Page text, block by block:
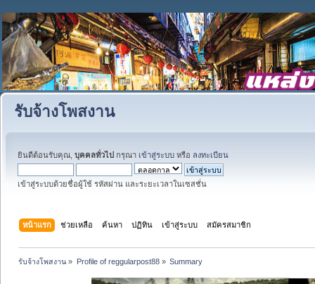
รับจ้างโพสงาน
ยินดีต้อนรับคุณ, บุคคลทั่วไป กรุณา เข้าสู่ระบบ หรือ ลงทะเบียน
เข้าสู่ระบบด้วยชื่อผู้ใช้ รหัสผ่าน และระยะเวลาในเซสชั่น
หน้าแรก ช่วยเหลือ ค้นหา ปฏิทิน เข้าสู่ระบบ สมัครสมาชิก
รับจ้างโพสงาน » Profile of reggularpost88» Summary